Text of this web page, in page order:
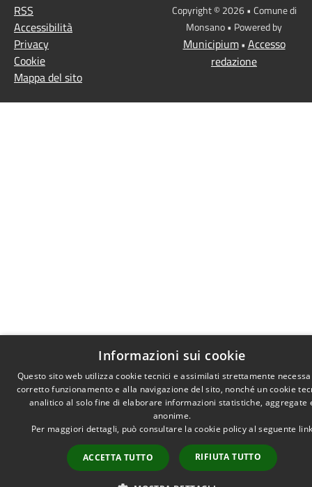
RSS
Accessibilità
Privacy
Cookie
Mappa del sito
Copyright © 2026 • Comune di
Monsano • Powered by
Municipium• Accesso
redazione
Informazioni sui cookie
Questo sito web utilizza cookie tecnici e assimilati strettamente
corretto funzionamento e alla navigazione del sito, nonché un cookie
analitico al solo fine di elaborare informazioni statistiche, aggregate
anonime.
Per maggiori dettagli, può consultare la cookie policy al seguente
ACCETTA TUTTO RIFIUTA TUTTO